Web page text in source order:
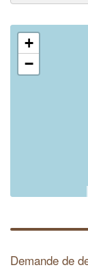
+
−
Demande de